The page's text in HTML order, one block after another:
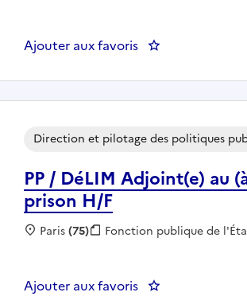
Ajouter aux favoris : Assistant de
PP / DéLIM Adjoint(e) au
prison H/F
Direction et pilotage des politiques
Localisation :
Paris(75) Fonction publique :
Fonction publique de
Ajouter aux favoris : PP / DéLIM